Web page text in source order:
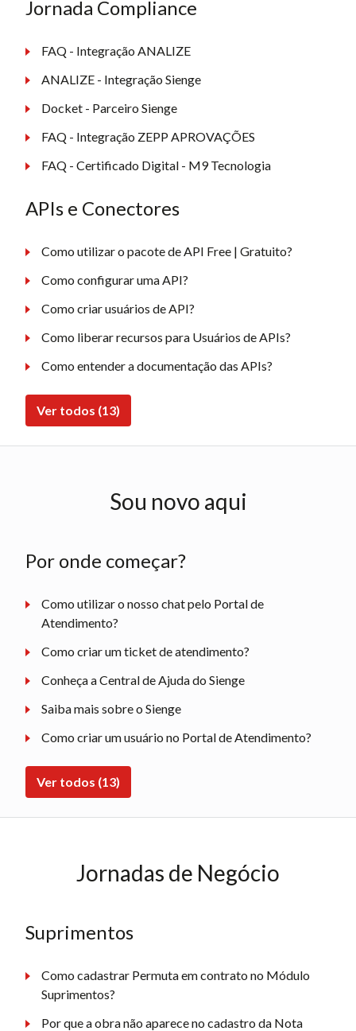
Jornada Compliance
FAQ - Integração ANALIZE
ANALIZE - Integração Sienge
Docket - Parceiro Sienge
FAQ - Integração ZEPP APROVAÇÕES
FAQ - Certificado Digital - M9 Tecnologia
APIs e Conectores
Como utilizar o pacote de API Free | Gratuito?
Como configurar uma API?
Como criar usuários de API?
Como liberar recursos para Usuários de APIs?
Como entender a documentação das APIs?
Ver todos (13)
Sou novo aqui
Por onde começar?
Como utilizar o nosso chat pelo Portal de
Atendimento?
Como criar um ticket de atendimento?
Conheça a Central de Ajuda do Sienge
Saiba mais sobre o Sienge
Como criar um usuário no Portal de Atendimento?
Ver todos (13)
Jornadas de Negócio
Suprimentos
Como cadastrar Permuta em contrato no Módulo
Suprimentos?
Por que a obra não aparece no cadastro da Nota